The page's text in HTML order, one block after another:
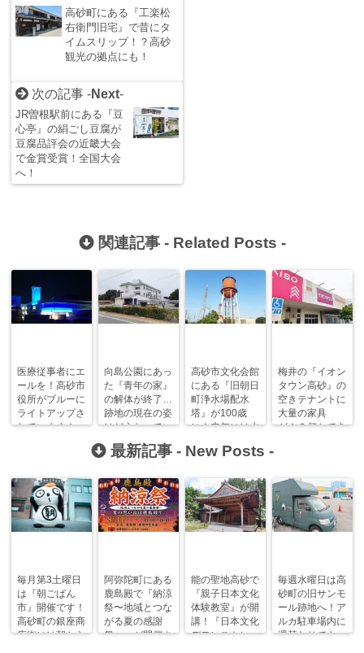
高砂町にある『工楽松
右衛門旧宅』で昔にタ
イムスリップ！？高砂
観光の拠点にも！
次の記事 -Next-
JR曽根駅前にある『豆
心亭』の絹ごし豆腐が
豆腐品評会の近畿大会
で金賞受賞！全国大会
へ！
関連記事 - Related Posts -
医療従事者にエ
ールを！高砂市
役所がブルーに
ライトアップさ
れています！
向島公園にあっ
た『青年の家』
の解体が終了…
跡地の現在の姿
はどうなってい
る？？
高砂市文化会館
にある『旧朝日
町浄水場配水
塔』が100歳
に！来年には水
イベントも！
梅井の『イオン
タウン高砂』の
空きテナントに
大量の家具
が！？何かでき
最新記事 - New Posts -
毎月第3土曜日
は『朝ごぱん
市』開催です！
高砂町の銀座商
店街には朝から
阿弥陀町にある
鹿島殿で『納涼
祭〜地域とつな
がる夏の感謝
祭〜』が開催さ
能の聖地高砂で
『親子日本文化
体験教室』が開
講！『日本文化
デモンストレー
毎週水曜日は高
砂町の旧サンモ
ール跡地へ！ア
ルカ駐車場内に
週替わりでキッ